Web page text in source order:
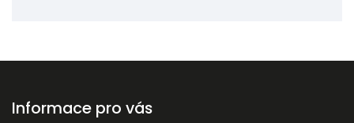
Informace pro vás